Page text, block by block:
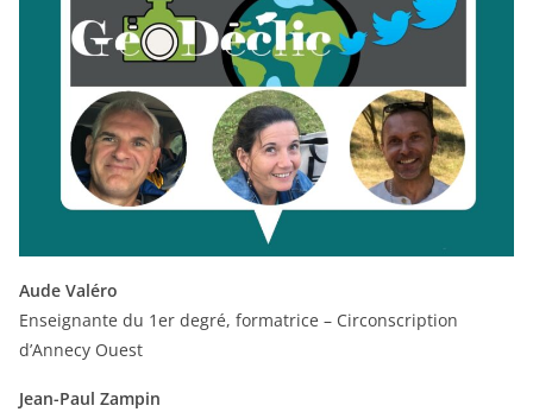
Aude Valéro
Enseignante du 1er degré, formatrice – Circonscription
d’Annecy Ouest
Jean-Paul Zampin